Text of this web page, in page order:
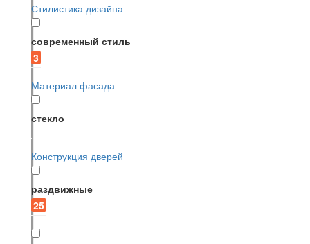
Стилистика дизайна
современный стиль
3
Материал фасада
стекло
Конструкция дверей
раздвижные
25